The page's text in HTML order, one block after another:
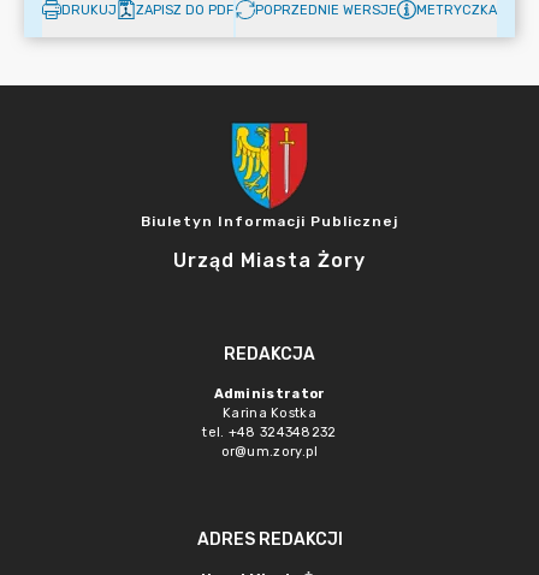
DRUKUJ ZAPISZ DO PDF POPRZEDNIE WERSJE METRYCZKA
Biuletyn Informacji Publicznej
Urząd Miasta Żory
REDAKCJA
Administrator
Karina Kostka
tel. +48 324348232
or@um.zory.pl
ADRES REDAKCJI